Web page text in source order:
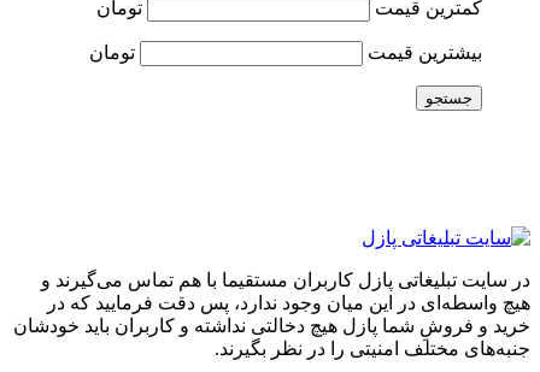
کمترین قیمت
تومان
بیشترین قیمت تومان
جستجو
در سایت تبلیغاتی پازل کاربران مستقیما با هم تماس می‌گیرند و
هیچ واسطه‌ای در این میان وجود ندارد، پس دقت فرمایید که در
خرید و فروشِ شما پازل هیچ دخالتی نداشته و کاربران باید خودشان
جنبه‌های مختلف امنیتی را در نظر بگیرند.